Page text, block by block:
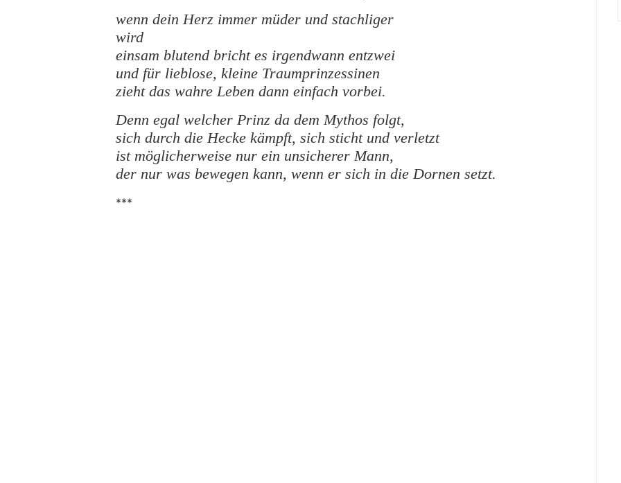
wenn dein Herz immer müder und stachliger
wird
einsam blutend bricht es irgendwann entzwei
und für lieblose, kleine Traumprinzessinen
zieht das wahre Leben dann einfach vorbei.
Denn egal welcher Prinz da dem Mythos folgt,
sich durch die Hecke kämpft, sich sticht und verletzt
ist möglicherweise nur ein unsicherer Mann,
der nur was bewegen kann, wenn er sich in die Dornen setzt.
***